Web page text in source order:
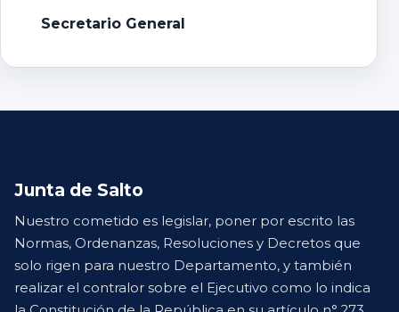
Secretario General
Junta de Salto
Nuestro cometido es legislar, poner por escrito las
Normas, Ordenanzas, Resoluciones y Decretos que
solo rigen para nuestro Departamento, y también
realizar el contralor sobre el Ejecutivo como lo indica